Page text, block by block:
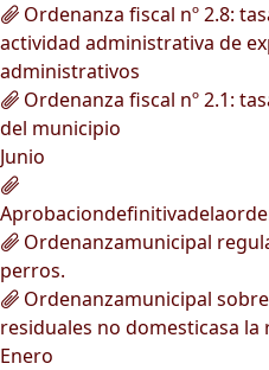
Ordenanza fiscal nº 2.8:
actividad administrativa de
administrativos
Ordenanza fiscal nº 2.1:
del municipio
Junio
Ordenanzamunicipal
perros.
Ordenanzamunicipal
residuales no domesticasa
Enero